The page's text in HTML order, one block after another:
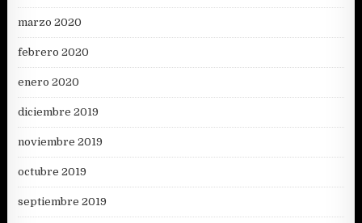
marzo 2020
febrero 2020
enero 2020
diciembre 2019
noviembre 2019
octubre 2019
septiembre 2019